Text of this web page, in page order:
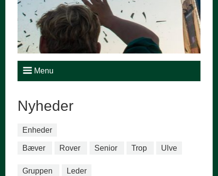
Menu
Nyheder
Enheder
Bæver Rover Senior Trop Ulve
Gruppen Leder